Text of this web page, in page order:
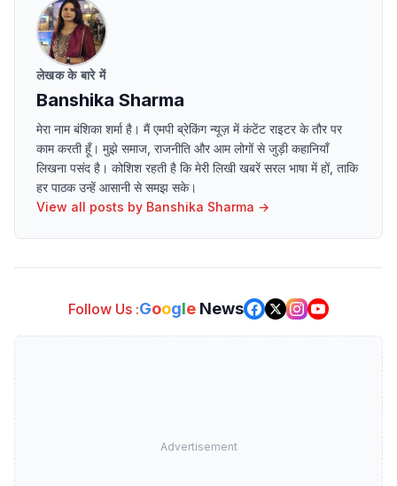
लेखक के बारे में
Banshika Sharma
मेरा नाम बंशिका शर्मा है। मैं एमपी ब्रेकिंग न्यूज़ में कंटेंट राइटर के तौर पर
काम करती हूँ। मुझे समाज, राजनीति और आम लोगों से जुड़ी कहानियाँ
लिखना पसंद है। कोशिश रहती है कि मेरी लिखी खबरें सरल भाषा में हों, ताकि
हर पाठक उन्हें आसानी से समझ सके।
View all posts by Banshika Sharma →
Follow Us :Google News
Advertisement